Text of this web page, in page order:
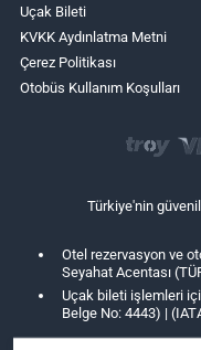
Uçak Bileti
KVKK Aydınlatma Metni
Çerez Politikası
Otobüs Kullanım Koşulları
Türkiye'nin
Otel rezervasyon ve
Seyahat Acentası
Uçak bileti işlemleri
Belge No: 4443) |